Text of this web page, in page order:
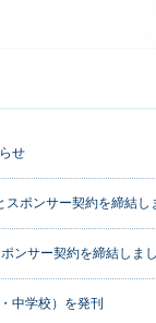
せ
ポンサー契約を締結し
ンサー契約を締結しま
中学校）を発刊